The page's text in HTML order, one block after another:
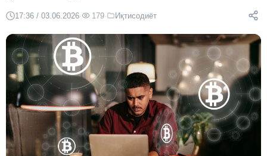
17:36 / 03.06.2026· 179· Иқтисодиёт